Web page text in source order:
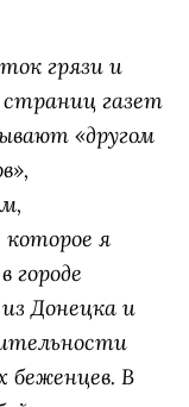
грязи и
газет
«другом
которое я
городе
Донецка и
беженцев. В